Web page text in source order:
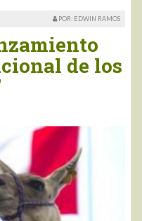
POR: EDWIN RAMOS
de los